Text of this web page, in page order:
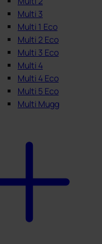
Multi 3
Multi 1 Eco
Multi 2 Eco
Multi 3 Eco
Multi 4
Multi 4 Eco
Multi 5 Eco
Multi Mugg